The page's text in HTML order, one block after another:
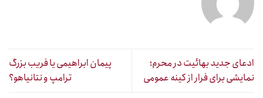
ادعای جدید بهائیت در محرم؛
نمایشی برای فرار از کینه عمومی
پیمان ابراهیمی یا فریب بزرگ
ترامپ و نتانیاهو؟